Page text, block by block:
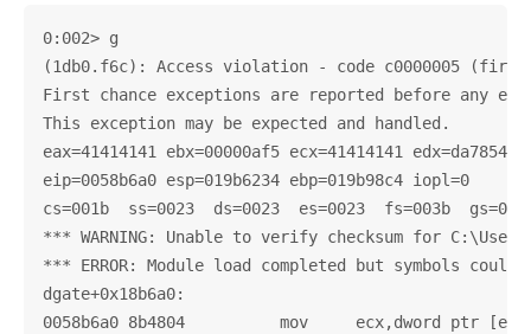
0:002> g
(1db0.f6c): Access violation - code c0000005 (first
First chance exceptions are reported before any
This exception may be expected and handled.
eax=41414141 ebx=00000af5 ecx=41414141
eip=0058b6a0 esp=019b6234 ebp=019b98c4 iopl=0
cs=001b  ss=0023  ds=0023  es=0023  fs=003b
*** WARNING: Unable to verify checksum for
*** ERROR: Module load completed but symbols
dgate+0x18b6a0: